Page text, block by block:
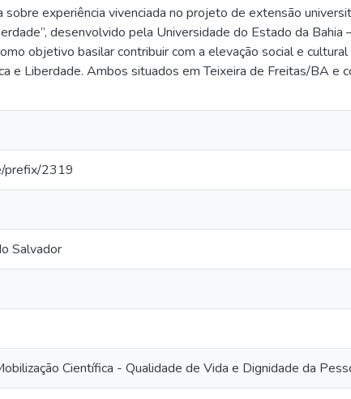
experiência vivenciada no projeto de extensão
desenvolvido pela Universidade do Estado da Bahia
objetivo basilar contribuir com a elevação social e
e Liberdade. Ambos situados em Teixeira de Freitas/BA e
prefix/2319
Salvador
Científica - Qualidade de Vida e Dignidade da